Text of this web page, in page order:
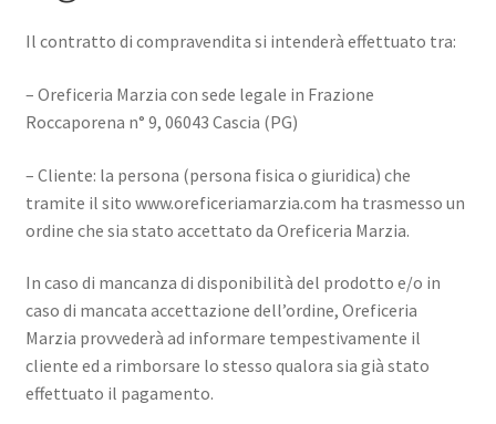
Carrello
Il contratto di compravendita si intenderà effettuato tra:
– Oreficeria Marzia con sede legale in Frazione
Roccaporena n° 9, 06043 Cascia (PG)
– Cliente: la persona (persona fisica o giuridica) che
tramite il sito www.oreficeriamarzia.com ha trasmesso un
ordine che sia stato accettato da Oreficeria Marzia.
In caso di mancanza di disponibilità del prodotto e/o in
caso di mancata accettazione dell’ordine, Oreficeria
Marzia provvederà ad informare tempestivamente il
cliente ed a rimborsare lo stesso qualora sia già stato
effettuato il pagamento.